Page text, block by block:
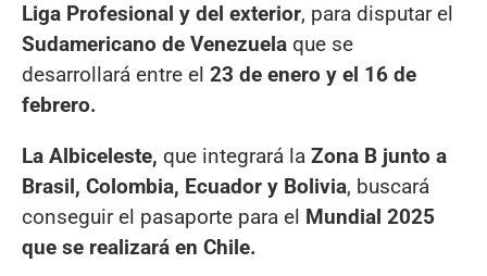
Liga Profesional y del exterior, para disputar el
Sudamericano de Venezuela que se
desarrollará entre el 23 de enero y el 16 de
febrero.
La Albiceleste, que integrará la Zona B junto a
Brasil, Colombia, Ecuador y Bolivia, buscará
conseguir el pasaporte para el Mundial 2025
que se realizará en Chile.